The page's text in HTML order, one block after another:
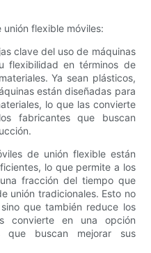
flexible móviles:
clave del uso de máquinas
flexibilidad en términos de
Ya sean plásticos,
están diseñadas para
lo que las convierte
fabricantes que buscan
de unión flexible están
lo que permite a los
fracción del tiempo que
unión tradicionales. Esto no
que también reduce los
convierte en una opción
que buscan mejorar sus